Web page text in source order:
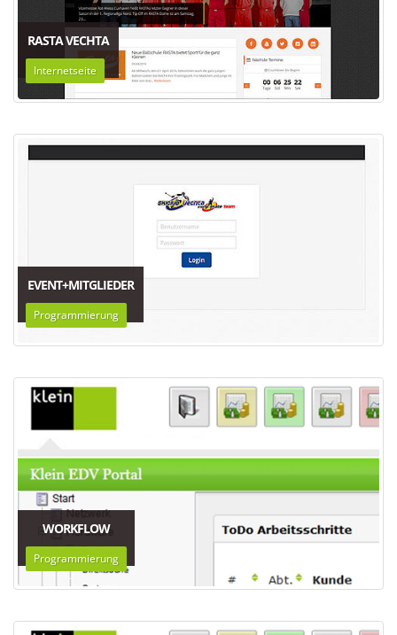
RASTA VECHTA
Internetseite
EVENT+MITGLIEDER
Programmierung
WORKFLOW
Programmierung